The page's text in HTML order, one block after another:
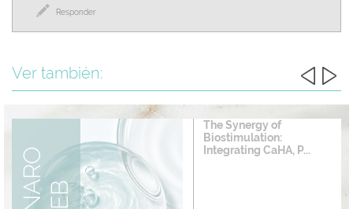
Responder
Ver también:
The Synergy of
Biostimulation:
Integrating CaHA, P...